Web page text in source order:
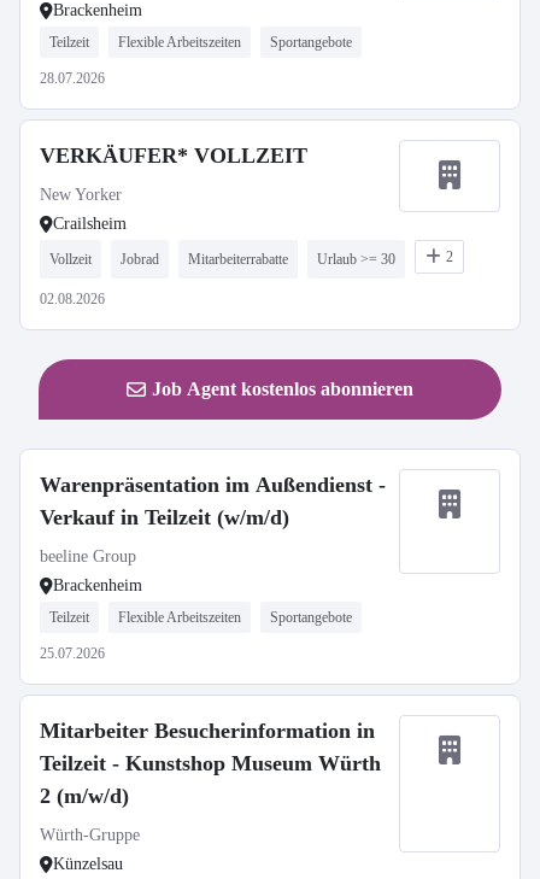
Brackenheim
Teilzeit Flexible Arbeitszeiten Sportangebote
28.07.2026
VERKÄUFER* VOLLZEIT
New Yorker
Crailsheim
Vollzeit Jobrad Mitarbeiterrabatte Urlaub >= 30 2
02.08.2026
Job Agent kostenlos abonnieren
Warenpräsentation im Außendienst -
Verkauf in Teilzeit (w/m/d)
beeline Group
Brackenheim
Teilzeit Flexible Arbeitszeiten Sportangebote
25.07.2026
Mitarbeiter Besucherinformation in
Teilzeit - Kunstshop Museum Würth
2 (m/w/d)
Würth-Gruppe
Künzelsau